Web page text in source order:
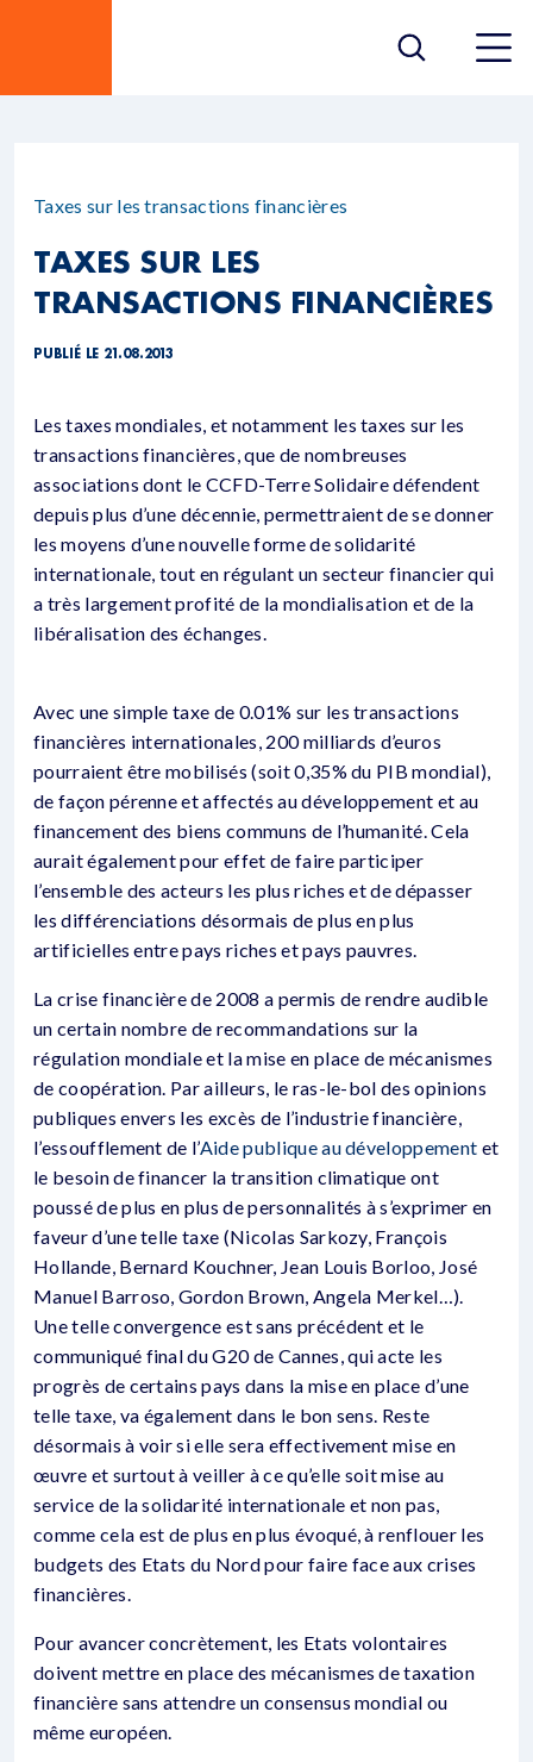
Taxes sur les transactions financières
TAXES SUR LES
TRANSACTIONS FINANCIÈRES
PUBLIÉ LE 21.08.2013
Les taxes mondiales, et notamment les taxes sur les
transactions financières, que de nombreuses
associations dont le CCFD-Terre Solidaire défendent
depuis plus d’une décennie, permettraient de se donner
les moyens d’une nouvelle forme de solidarité
internationale, tout en régulant un secteur financier qui
a très largement profité de la mondialisation et de la
libéralisation des échanges.
Avec une simple taxe de 0.01% sur les transactions
financières internationales, 200 milliards d’euros
pourraient être mobilisés (soit 0,35% du PIB mondial),
de façon pérenne et affectés au développement et au
financement des biens communs de l’humanité. Cela
aurait également pour effet de faire participer
l’ensemble des acteurs les plus riches et de dépasser
les différenciations désormais de plus en plus
artificielles entre pays riches et pays pauvres.
La crise financière de 2008 a permis de rendre audible
un certain nombre de recommandations sur la
régulation mondiale et la mise en place de mécanismes
de coopération. Par ailleurs, le ras-le-bol des opinions
publiques envers les excès de l’industrie financière,
l’essoufflement de l’Aide publique au développement et
le besoin de financer la transition climatique ont
poussé de plus en plus de personnalités à s’exprimer en
faveur d’une telle taxe (Nicolas Sarkozy, François
Hollande, Bernard Kouchner, Jean Louis Borloo, José
Manuel Barroso, Gordon Brown, Angela Merkel…).
Une telle convergence est sans précédent et le
communiqué final du G20 de Cannes, qui acte les
progrès de certains pays dans la mise en place d’une
telle taxe, va également dans le bon sens. Reste
désormais à voir si elle sera effectivement mise en
œuvre et surtout à veiller à ce qu’elle soit mise au
service de la solidarité internationale et non pas,
comme cela est de plus en plus évoqué, à renflouer les
budgets des Etats du Nord pour faire face aux crises
financières.
Pour avancer concrètement, les Etats volontaires
doivent mettre en place des mécanismes de taxation
financière sans attendre un consensus mondial ou
même européen.